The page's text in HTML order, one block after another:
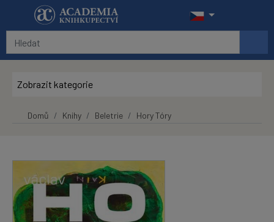
Přeskočit na hlavní obsah
Zobrazit kategorie
Domů Knihy Beletrie Hory Tóry